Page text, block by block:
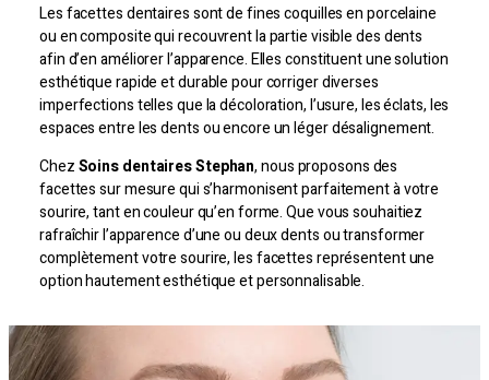
Les facettes dentaires sont de fines coquilles en porcelaine
ou en composite qui recouvrent la partie visible des dents
afin d’en améliorer l’apparence. Elles constituent une solution
esthétique rapide et durable pour corriger diverses
imperfections telles que la décoloration, l’usure, les éclats, les
espaces entre les dents ou encore un léger désalignement.
ChezSoins dentaires Stephan, nous proposons des
facettes sur mesure qui s’harmonisent parfaitement à votre
sourire, tant en couleur qu’en forme. Que vous souhaitiez
rafraîchir l’apparence d’une ou deux dents ou transformer
complètement votre sourire, les facettes représentent une
option hautement esthétique et personnalisable.